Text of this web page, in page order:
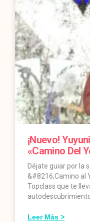
¡Nuevo!
«Camino Del
Déjate guiar por la
&#8216;Camino al
Topclass que te
Leer Más >